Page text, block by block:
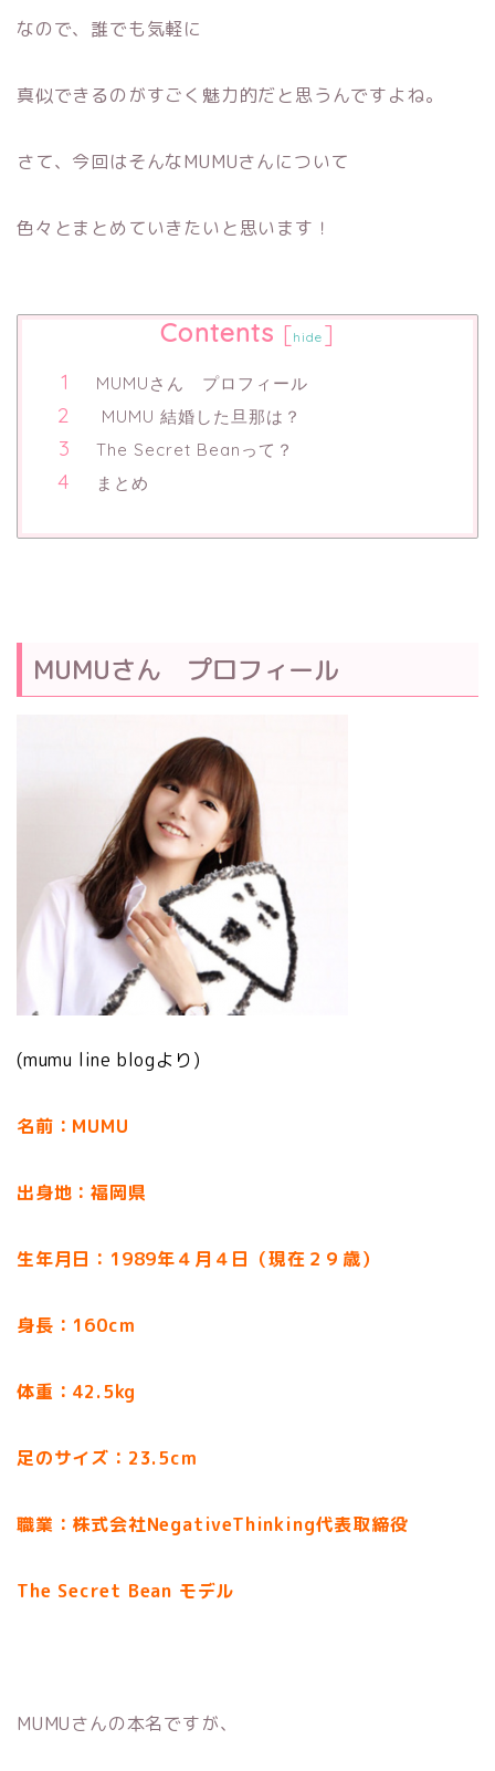
なので、誰でも気軽に
真似できるのがすごく魅力的だと思うんですよね。
さて、今回はそんなMUMUさんについて
色々とまとめていきたいと思います！
Contents [hide ]
MUMUさん プロフィール
MUMU 結婚した旦那は？
The Secret Beanって？
まとめ
MUMUさん プロフィール
(mumu line blogより)
名前：MUMU
出身地：福岡県
生年月日：1989年４月４日（現在２９歳）
身長：160cm
体重：42.5kg
足のサイズ：23.5cm
職業：株式会社NegativeThinking代表取締役
The Secret Bean モデル
MUMUさんの本名ですが、